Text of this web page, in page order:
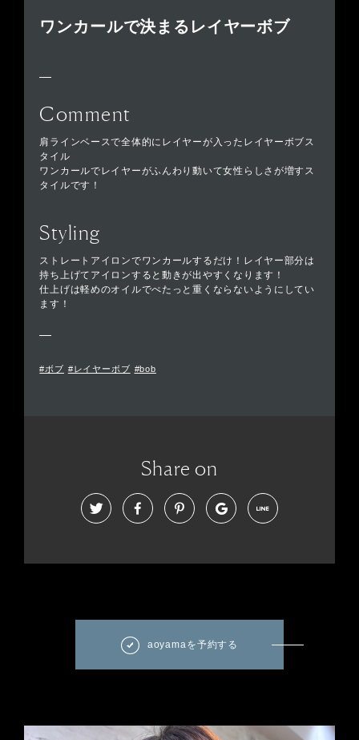
ワンカールで決まるレイヤーボブ
Comment
肩ラインベースで全体的にレイヤーが入ったレイヤーボブス
タイル
ワンカールでレイヤーがふんわり動いて女性らしさが増すス
タイルです！
Styling
ストレートアイロンでワンカールするだけ！レイヤー部分は
持ち上げてアイロンすると動きが出やすくなります！
仕上げは軽めのオイルでぺたっと重くならないようにしてい
ます！
#ボブ #レイヤーボブ #bob
Share on
aoyamaを予約する